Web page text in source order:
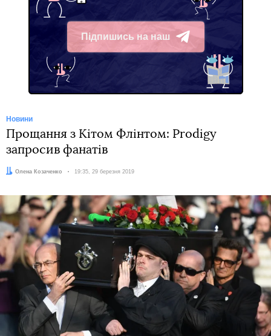
Підпишись на наш
Telegram
Новини
Прощання з Кітом Флінтом: Prodigy
запросив фанатів
Автор:
Олена Козаченко Дата:
19:35, 29 березня 2019